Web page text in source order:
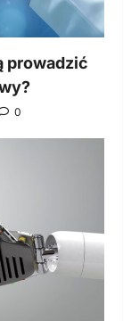
prowadzić
0